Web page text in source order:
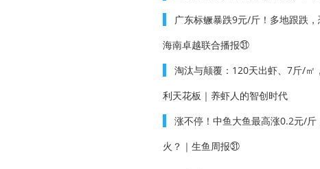
广东标鳜暴跌9元/斤！多地跟跌
海南卓越联合播报㉛
淘汰与颠覆：120天出虾、7斤/㎡
利天花板｜养虾人的智创时代
涨不停！中鱼大鱼最高涨0.2元/斤
火？｜生鱼周报㉛